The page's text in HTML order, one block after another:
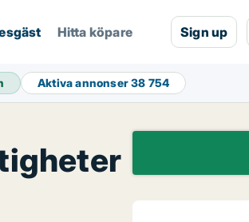
Hitta köpare Sign up
Aktiva annonser38 754